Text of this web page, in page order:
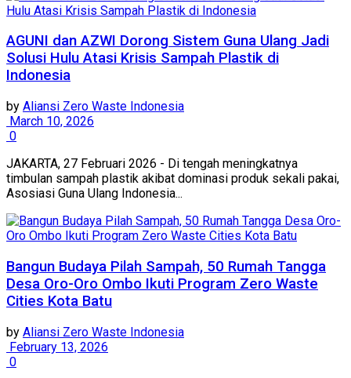
AGUNI dan AZWI Dorong Sistem Guna Ulang Jadi
Solusi Hulu Atasi Krisis Sampah Plastik di
Indonesia
by Aliansi Zero Waste Indonesia
March 10, 2026
0
JAKARTA, 27 Februari 2026 - Di tengah meningkatnya
timbulan sampah plastik akibat dominasi produk sekali pakai,
Asosiasi Guna Ulang Indonesia...
Bangun Budaya Pilah Sampah, 50 Rumah Tangga
Desa Oro-Oro Ombo Ikuti Program Zero Waste
Cities Kota Batu
by Aliansi Zero Waste Indonesia
February 13, 2026
0